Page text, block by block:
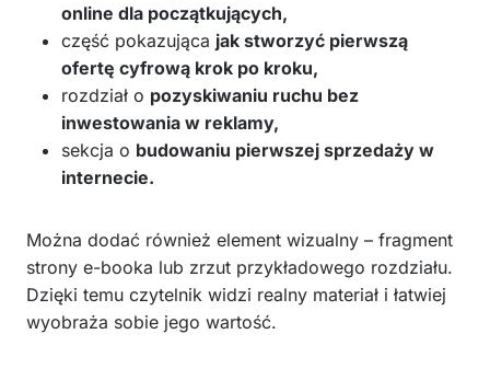
online dla początkujących,
część pokazująca jak stworzyć pierwszą
ofertę cyfrową krok po kroku,
rozdział o pozyskiwaniu ruchu bez
inwestowania w reklamy,
sekcja o budowaniu pierwszej sprzedaży w
internecie.
Można dodać również element wizualny – fragment
strony e-booka lub zrzut przykładowego rozdziału.
Dzięki temu czytelnik widzi realny materiał i łatwiej
wyobraża sobie jego wartość.